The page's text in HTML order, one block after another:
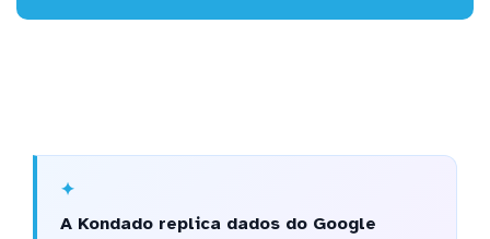
A Kondado replica dados do Google